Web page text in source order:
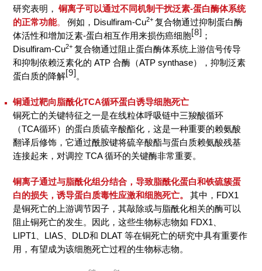
研究表明， 铜离子可以通过不同机制干扰泛素-蛋白酶体系统
的正常功能。 例如，Disulfiram-Cu2+复合物通过抑制蛋白酶
体活性和增加泛素-蛋白相互作用来损伤癌细胞[8] ；
Disulfiram-Cu2+复合物通过阻止蛋白酶体系统上游信号传导
和抑制依赖泛素化的 ATP 合酶（ATP synthase），抑制泛素
蛋白质的降解[9]。
铜通过靶向脂酰化TCA循环蛋白诱导细胞死亡
铜死亡的关键特征之一是在线粒体呼吸链中三羧酸循环
（TCA循环）的蛋白质硫辛酸酯化，这是一种重要的赖氨酸
翻译后修饰，它通过酰胺键将硫辛酸酯与蛋白质赖氨酸残基
连接起来，对调控 TCA 循环的关键酶非常重要。
铜离子通过与脂酰化组分结合，导致脂酰化蛋白和铁硫簇蛋
白的损失，诱导蛋白质毒性应激和细胞死亡。
其中，FDX1
是铜死亡的上游调节因子，其敲除或与脂酰化相关的酶可以
阻止铜死亡的发生。因此，这些生物标志物如 FDX1、
LIPT1、LIAS、DLD和 DLAT 等在铜死亡的研究中具有重要作
用，有望成为该细胞死亡过程的生物标志物。